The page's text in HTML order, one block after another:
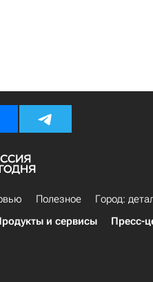
Полезное
Город:
и сервисы Пресс-